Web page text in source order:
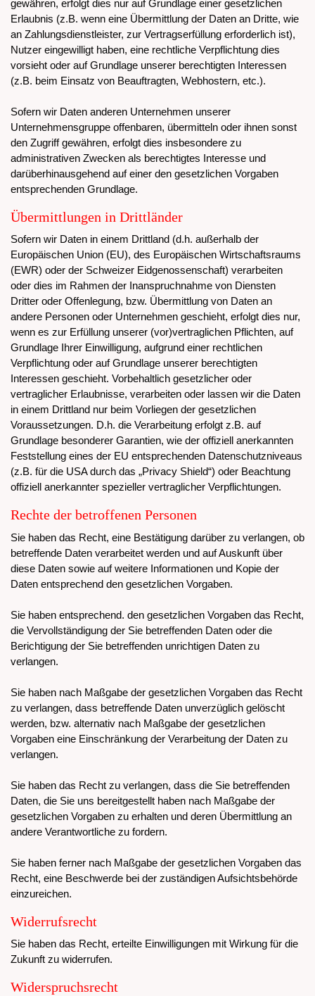
gewähren, erfolgt dies nur auf Grundlage einer gesetzlichen
Erlaubnis (z.B. wenn eine Übermittlung der Daten an Dritte, wie
an Zahlungsdienstleister, zur Vertragserfüllung erforderlich ist),
Nutzer eingewilligt haben, eine rechtliche Verpflichtung dies
vorsieht oder auf Grundlage unserer berechtigten Interessen
(z.B. beim Einsatz von Beauftragten, Webhostern, etc.).
Sofern wir Daten anderen Unternehmen unserer
Unternehmensgruppe offenbaren, übermitteln oder ihnen sonst
den Zugriff gewähren, erfolgt dies insbesondere zu
administrativen Zwecken als berechtigtes Interesse und
darüberhinausgehend auf einer den gesetzlichen Vorgaben
entsprechenden Grundlage.
Übermittlungen in Drittländer
Sofern wir Daten in einem Drittland (d.h. außerhalb der
Europäischen Union (EU), des Europäischen Wirtschaftsraums
(EWR) oder der Schweizer Eidgenossenschaft) verarbeiten
oder dies im Rahmen der Inanspruchnahme von Diensten
Dritter oder Offenlegung, bzw. Übermittlung von Daten an
andere Personen oder Unternehmen geschieht, erfolgt dies nur,
wenn es zur Erfüllung unserer (vor)vertraglichen Pflichten, auf
Grundlage Ihrer Einwilligung, aufgrund einer rechtlichen
Verpflichtung oder auf Grundlage unserer berechtigten
Interessen geschieht. Vorbehaltlich gesetzlicher oder
vertraglicher Erlaubnisse, verarbeiten oder lassen wir die Daten
in einem Drittland nur beim Vorliegen der gesetzlichen
Voraussetzungen. D.h. die Verarbeitung erfolgt z.B. auf
Grundlage besonderer Garantien, wie der offiziell anerkannten
Feststellung eines der EU entsprechenden Datenschutzniveaus
(z.B. für die USA durch das „Privacy Shield“) oder Beachtung
offiziell anerkannter spezieller vertraglicher Verpflichtungen.
Rechte der betroffenen Personen
Sie haben das Recht, eine Bestätigung darüber zu verlangen, ob
betreffende Daten verarbeitet werden und auf Auskunft über
diese Daten sowie auf weitere Informationen und Kopie der
Daten entsprechend den gesetzlichen Vorgaben.
Sie haben entsprechend. den gesetzlichen Vorgaben das Recht,
die Vervollständigung der Sie betreffenden Daten oder die
Berichtigung der Sie betreffenden unrichtigen Daten zu
verlangen.
Sie haben nach Maßgabe der gesetzlichen Vorgaben das Recht
zu verlangen, dass betreffende Daten unverzüglich gelöscht
werden, bzw. alternativ nach Maßgabe der gesetzlichen
Vorgaben eine Einschränkung der Verarbeitung der Daten zu
verlangen.
Sie haben das Recht zu verlangen, dass die Sie betreffenden
Daten, die Sie uns bereitgestellt haben nach Maßgabe der
gesetzlichen Vorgaben zu erhalten und deren Übermittlung an
andere Verantwortliche zu fordern.
Sie haben ferner nach Maßgabe der gesetzlichen Vorgaben das
Recht, eine Beschwerde bei der zuständigen Aufsichtsbehörde
einzureichen.
Widerrufsrecht
Sie haben das Recht, erteilte Einwilligungen mit Wirkung für die
Zukunft zu widerrufen.
Widerspruchsrecht